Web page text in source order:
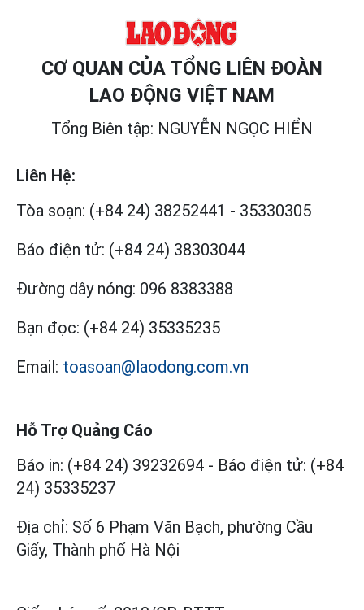
CƠ QUAN CỦA TỔNG LIÊN ĐOÀN
LAO ĐỘNG VIỆT NAM
Tổng Biên tập: NGUYỄN NGỌC HIỂN
Liên Hệ:
Tòa soạn: (+84 24) 38252441 - 35330305
Báo điện tử: (+84 24) 38303044
Đường dây nóng: 096 8383388
Bạn đọc: (+84 24) 35335235
Email: toasoan@laodong.com.vn
Hỗ Trợ Quảng Cáo
Báo in: (+84 24) 39232694 - Báo điện tử: (+84
24) 35335237
Địa chỉ: Số 6 Phạm Văn Bạch, phường Cầu
Giấy, Thành phố Hà Nội